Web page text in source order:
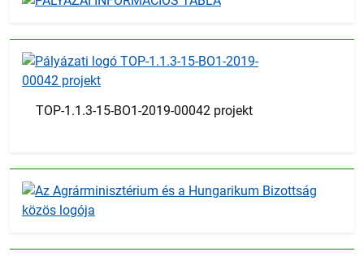
TOP-1.1.3-15-BO1-2019-00042 projekt